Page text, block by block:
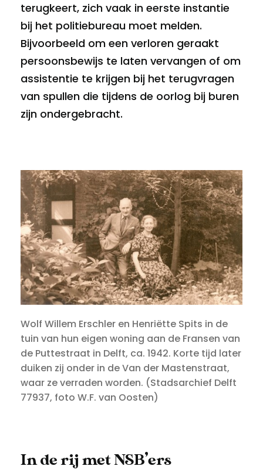
terugkeert, zich vaak in eerste instantie
bij het politiebureau moet melden.
Bijvoorbeeld om een verloren geraakt
persoonsbewijs te laten vervangen of om
assistentie te krijgen bij het terugvragen
van spullen die tijdens de oorlog bij buren
zijn ondergebracht.
Wolf Willem Erschler en Henriëtte Spits in de
tuin van hun eigen woning aan de Fransen van
de Puttestraat in Delft, ca. 1942. Korte tijd later
duiken zij onder in de Van der Mastenstraat,
waar ze verraden worden. (Stadsarchief Delft
77937, foto W.F. van Oosten)
In de rij met NSB’ers